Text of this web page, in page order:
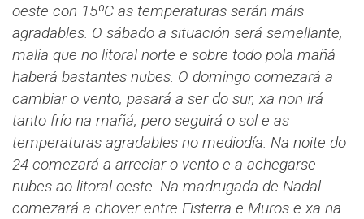
oeste con 15ºC as temperaturas serán máis
agradables. O sábado a situación será semellante,
malia que no litoral norte e sobre todo pola mañá
haberá bastantes nubes. O domingo comezará a
cambiar o vento, pasará a ser do sur, xa non irá
tanto frío na mañá, pero seguirá o sol e as
temperaturas agradables no mediodía. Na noite do
24 comezará a arreciar o vento e a achegarse
nubes ao litoral oeste. Na madrugada de Nadal
comezará a chover entre Fisterra e Muros e xa na